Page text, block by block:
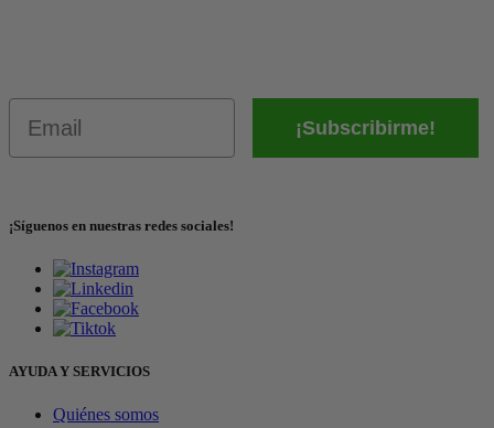
¡Subscribirme!
¡Síguenos en nuestras redes sociales!
AYUDA Y SERVICIOS
Quiénes somos